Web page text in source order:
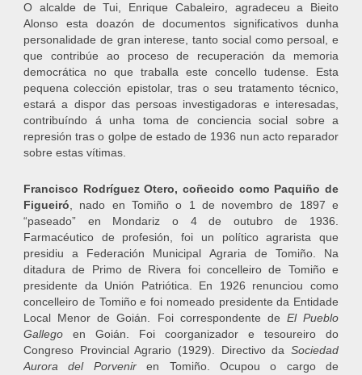
O alcalde de Tui, Enrique Cabaleiro, agradeceu a Bieito
Alonso esta doazón de documentos significativos dunha
personalidade de gran interese, tanto social como persoal, e
que contribúe ao proceso de recuperación da memoria
democrática no que traballa este concello tudense. Esta
pequena colección epistolar, tras o seu tratamento técnico,
estará a dispor das persoas investigadoras e interesadas,
contribuíndo á unha toma de conciencia social sobre a
represión tras o golpe de estado de 1936 nun acto reparador
sobre estas vítimas.
Francisco Rodríguez Otero, coñecido como Paquiño de
Figueiró , nado en Tomiño o 1 de novembro de 1897 e
“paseado” en Mondariz o 4 de outubro de 1936.
Farmacéutico de profesión, foi un político agrarista que
presidiu a Federación Municipal Agraria de Tomiño. Na
ditadura de Primo de Rivera foi concelleiro de Tomiño e
presidente da Unión Patriótica. En 1926 renunciou como
concelleiro de Tomiño e foi nomeado presidente da Entidade
Local Menor de Goián. Foi correspondente de El Pueblo
Gallego en Goián. Foi coorganizador e tesoureiro do
Congreso Provincial Agrario (1929). Directivo da Sociedad
Aurora del Porveniren Tomiño. Ocupou o cargo de